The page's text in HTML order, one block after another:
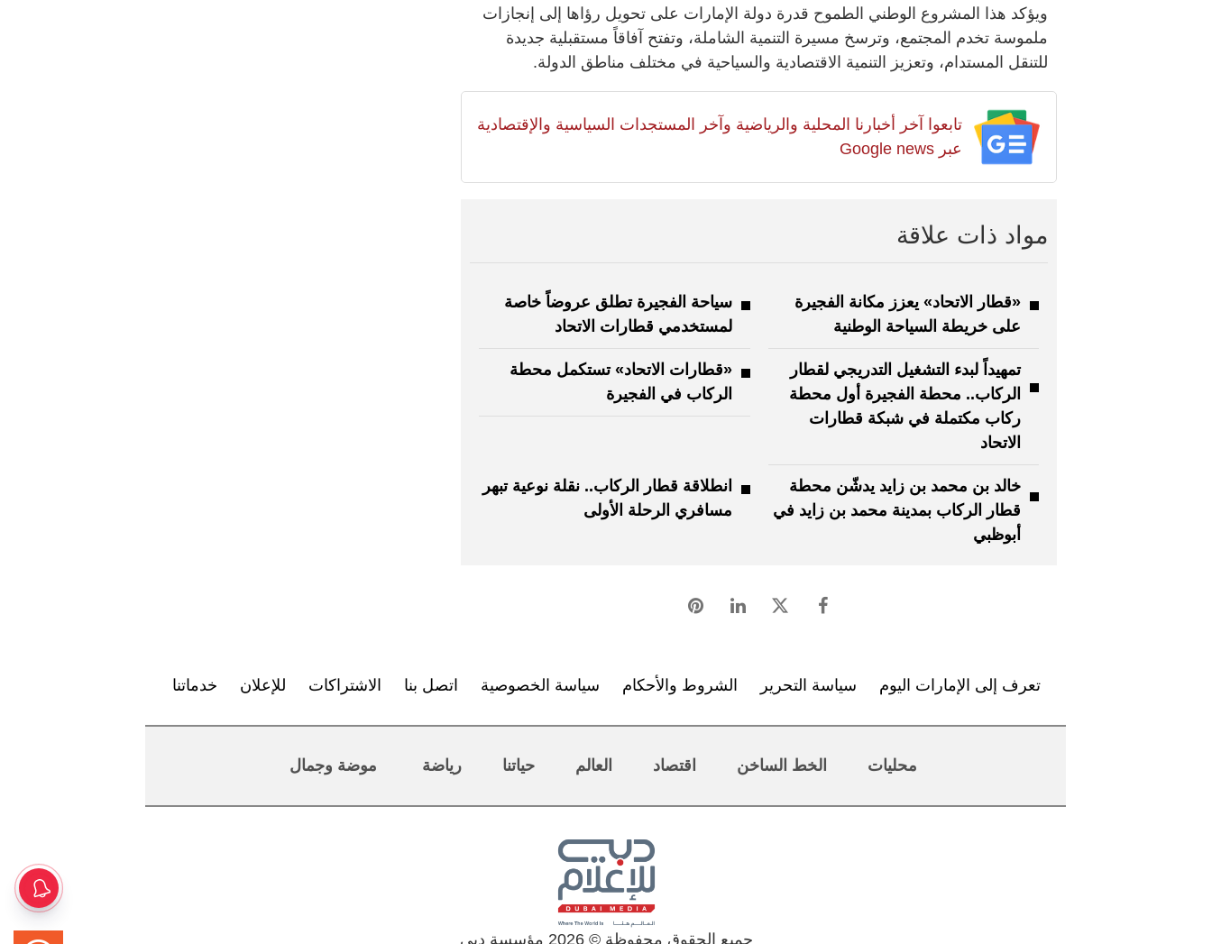
ويؤكد هذا المشروع الوطني الطموح قدرة دولة الإمارات على تحويل رؤاها إلى إنجازات
ملموسة تخدم المجتمع، وترسخ مسيرة التنمية الشاملة، وتفتح آفاقاً مستقبلية جديدة
للتنقل المستدام، وتعزيز التنمية الاقتصادية والسياحية في مختلف مناطق الدولة.
تابعوا آخر أخبارنا المحلية والرياضية وآخر المستجدات السياسية والإقتصادية
عبر Google news
مواد ذات علاقة
«قطار الاتحاد» يعزز مكانة الفجيرة
على خريطة السياحة الوطنية
سياحة الفجيرة تطلق عروضاً خاصة
لمستخدمي قطارات الاتحاد
تمهيداً لبدء التشغيل التدريجي لقطار
الركاب.. محطة الفجيرة أول محطة
ركاب مكتملة في شبكة قطارات
الاتحاد
«قطارات الاتحاد» تستكمل محطة
الركاب في الفجيرة
خالد بن محمد بن زايد يدشّن محطة
قطار الركاب بمدينة محمد بن زايد في
أبوظبي
انطلاقة قطار الركاب.. نقلة نوعية تبهر
مسافري الرحلة الأولى
تعرف إلى الإمارات اليوم سياسة التحرير الشروط والأحكام سياسة الخصوصية اتصل بنا الاشتراكات للإعلان خدماتنا
محليات الخط الساخن اقتصاد العالم حياتنا رياضة موضة وجمال
جميع الحقوق محفوظة © 2026 مؤسسة دبي